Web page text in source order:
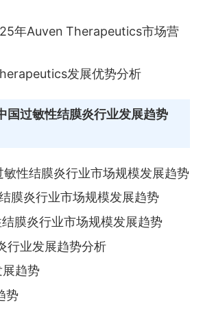
年Auven Therapeutics市场营
发展优势分析
国过敏性结膜炎行业发展趋势
敏性结膜炎行业市场规模发展趋势
结膜炎行业市场规模发展趋势
结膜炎行业市场规模发展趋势
行业发展趋势分析
展趋势
势